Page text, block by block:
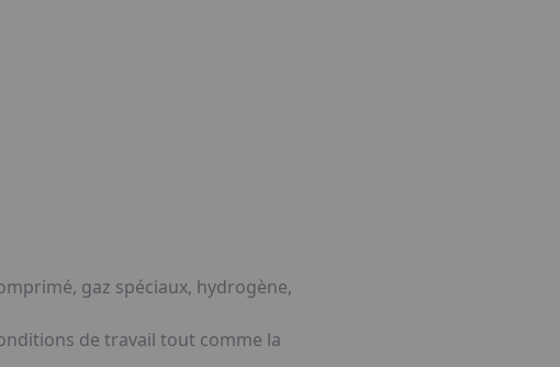
gaz spéciaux, hydrogène,
de travail tout comme la